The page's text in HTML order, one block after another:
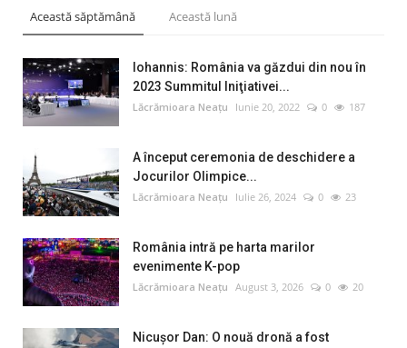
Această săptămână Această lună
Iohannis: România va găzdui din nou în
2023 Summitul Iniţiativei...
Lăcrămioara Neațu Iunie 20, 2022 0 187
A început ceremonia de deschidere a
Jocurilor Olimpice...
Lăcrămioara Neațu Iulie 26, 2024 0 23
România intră pe harta marilor
evenimente K-pop
Lăcrămioara Neațu August 3, 2026 0 20
Nicușor Dan: O nouă dronă a fost